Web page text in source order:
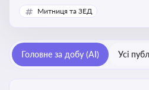
країн ЄС. Моніторинг кейсів, що
процеси та фінансову звітність
Митниця та ЗЕД
Головне за добу (AI) Усі